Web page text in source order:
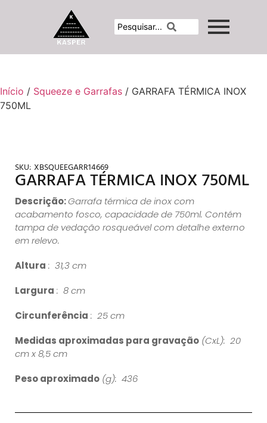
Início / Squeeze e Garrafas / GARRAFA TÉRMICA INOX
750ML
SKU: XBSQUEEGARR14669
GARRAFA TÉRMICA INOX 750ML
Descrição:Garrafa térmica de inox com
acabamento fosco, capacidade de 750ml. Contém
tampa de vedação rosqueável com detalhe externo
em relevo.
Altura : 31,3 cm
Largura : 8 cm
Circunferência : 25 cm
Medidas aproximadas para gravação (CxL): 20
cm x 8,5 cm
Peso aproximado (g): 436